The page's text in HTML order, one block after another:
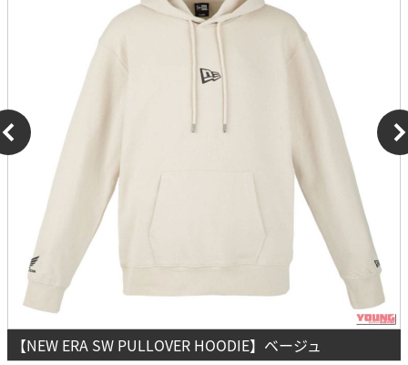
【NEW ERA SW PULLOVER HOODIE】ベージュ